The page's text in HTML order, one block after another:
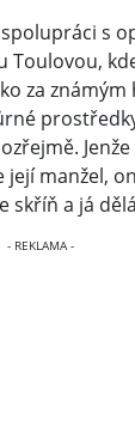
s
Toulovou,
za známým
manžel,
skříň a já